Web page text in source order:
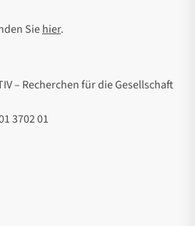
Siehier.
– Recherchen für die Gesellschaft
3702 01